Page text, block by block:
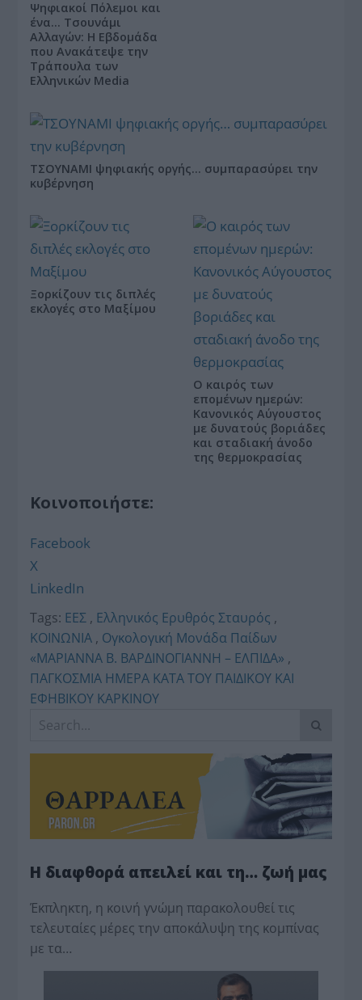
Ψηφιακοί Πόλεμοι και
ένα… Τσουνάμι
Αλλαγών: Η Εβδομάδα
που Ανακάτεψε την
Τράπουλα των
Ελληνικών Media
ΤΣΟΥΝΑΜΙ ψηφιακής οργής… συμπαρασύρει την
κυβέρνηση
Ξορκίζουν τις διπλές
εκλογές στο Μαξίμου
Ο καιρός των
επομένων ημερών:
Κανονικός Αύγουστος
με δυνατούς βοριάδες
και σταδιακή άνοδο
της θερμοκρασίας
Κοινοποιήστε:
Facebook
X
LinkedIn
Tags: ΕΕΣ , Ελληνικός Ερυθρός Σταυρός ,
ΚΟΙΝΩΝΙΑ , Ογκολογική Μονάδα Παίδων
«ΜΑΡΙΑΝΝΑ Β. ΒΑΡΔΙΝΟΓΙΑΝΝΗ – ΕΛΠΙΔΑ» ,
ΠΑΓΚΟΣΜΙΑ ΗΜΕΡΑ ΚΑΤΑ ΤΟΥ ΠΑΙΔΙΚΟΥ ΚΑΙ
ΕΦΗΒΙΚΟΥ ΚΑΡΚΙΝΟΥ
Η διαφθορά απειλεί και τη… ζωή μας
Έκπληκτη, η κοινή γνώμη παρακολουθεί τις
τελευταίες μέρες την αποκάλυψη της κο­μπίνας
με τα…